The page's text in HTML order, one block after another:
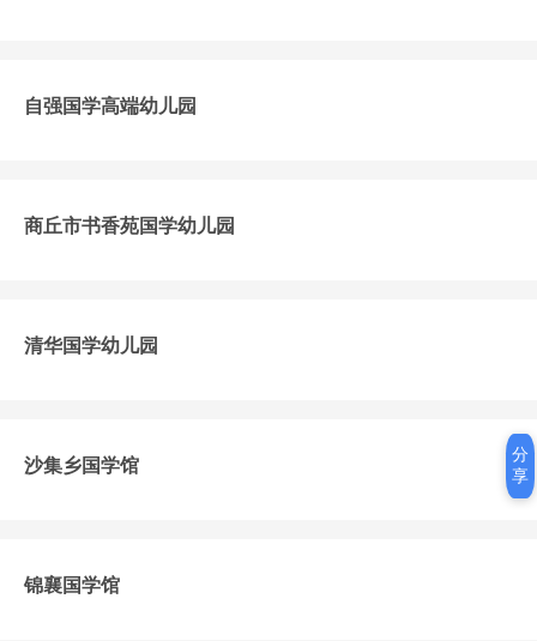
自强国学高端幼儿园
商丘市书香苑国学幼儿园
清华国学幼儿园
沙集乡国学馆
锦襄国学馆
分
享